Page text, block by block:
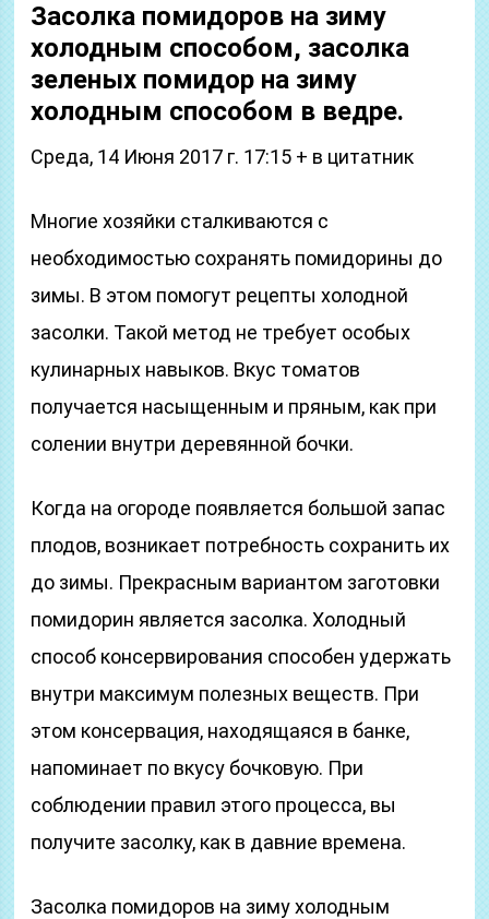
Засолка помидоров на зиму
холодным способом, засолка
зеленых помидор на зиму
холодным способом в ведре.
Среда, 14 Июня 2017 г. 17:15 + в цитатник
Многие хозяйки сталкиваются с
необходимостью сохранять помидорины до
зимы. В этом помогут рецепты холодной
засолки. Такой метод не требует особых
кулинарных навыков. Вкус томатов
получается насыщенным и пряным, как при
солении внутри деревянной бочки.
Когда на огороде появляется большой запас
плодов, возникает потребность сохранить их
до зимы. Прекрасным вариантом заготовки
помидорин является засолка. Холодный
способ консервирования способен удержать
внутри максимум полезных веществ. При
этом консервация, находящаяся в банке,
напоминает по вкусу бочковую. При
соблюдении правил этого процесса, вы
получите засолку, как в давние времена.
Засолка помидоров на зиму холодным